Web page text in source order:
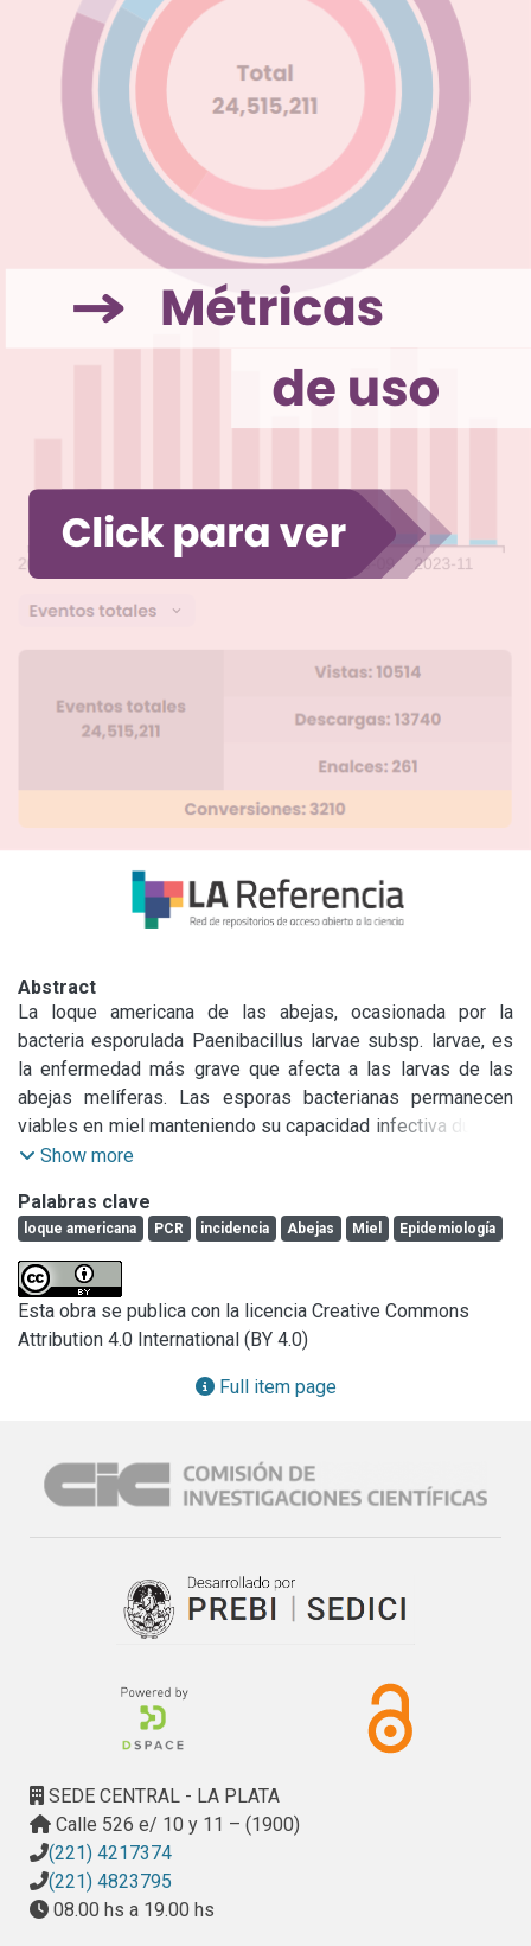
Abstract
La loque americana de las abejas, ocasionada por la
bacteria esporulada Paenibacillus larvae subsp. larvae, es
la enfermedad más grave que afecta a las larvas de las
abejas melíferas. Las esporas bacterianas permanecen
viables en miel manteniendo su capacidad infectiva durante
tiempo prolongado y de esa forma diseminan la
determinar la incidencia de la enfermedad, se realizó un
monitoreo de la distribución de esporas de P. l. larvae en
mieles de distintos partidos de la Prov. de Bs. As., con un
tamaño muestral de 394 (95% de certeza) durante 3 años
de muestreo: 1999-2000-2001. Del total, se obtuvieron 219
muestras positivas (55,4% de incidencia). Se optimizó la
técnica de aislamiento logrando disminuir el límite de
primers BOX, REP y ERIC; mediante pruebas bioquímicas y
fisiológicas y por susceptibilidad/resistencia al
Show more
Palabras clave
loque americana PCR incidencia Abejas Miel Epidemiología
Esta obra se publica con la licencia Creative Commons
Attribution 4.0 International (BY 4.0)
Full item page
SEDE CENTRAL - LA PLATA
Calle 526 e/ 10 y 11 – (1900)
(221) 4217374
(221) 4823795
08.00 hs a 19.00 hs